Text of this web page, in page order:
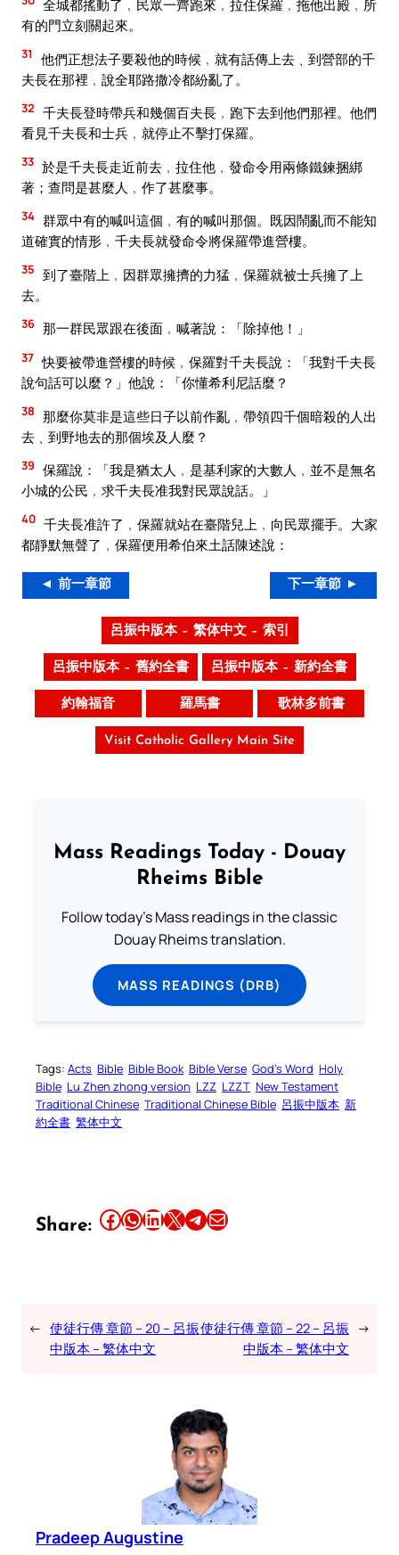
全城都搖動了﹐民眾一齊跑來﹐拉住保羅﹐拖他出殿﹐所
有的門立刻關起來。
31
他們正想法子要殺他的時候﹐就有話傳上去﹑到營部的千
夫長在那裡﹐說全耶路撒冷都紛亂了。
32 千夫長登時帶兵和幾個百夫長﹐跑下去到他們那裡。他們
看見千夫長和士兵﹐就停止不擊打保羅。
33 於是千夫長走近前去﹐拉住他﹐發命令用兩條鐵鍊捆綁
著；查問是甚麼人﹐作了甚麼事。
34 群眾中有的喊叫這個﹐有的喊叫那個。既因鬧亂而不能知
道確實的情形﹐千夫長就發命令將保羅帶進營樓。
35 到了臺階上﹐因群眾擁擠的力猛﹐保羅就被士兵擁了上
去。
36 那一群民眾跟在後面﹐喊著說：「除掉他！」
37 快要被帶進營樓的時候﹐保羅對千夫長說：「我對千夫長
說句話可以麼？」他說：「你懂希利尼話麼？
38 那麼你莫非是這些日子以前作亂﹐帶領四千個暗殺的人出
去﹑到野地去的那個埃及人麼？
39 保羅說：「我是猶太人﹐是基利家的大數人﹐並不是無名
小城的公民﹐求千夫長准我對民眾說話。」
40 千夫長准許了﹐保羅就站在臺階兒上﹐向民眾擺手。大家
都靜默無聲了﹐保羅便用希伯來土話陳述說：
◄ 前一章節 下一章節 ►
呂振中版本 – 繁体中文 – 索引
呂振中版本 – 舊約全書 呂振中版本 – 新約全書
約翰福音 羅馬書 歌林多前書
Visit Catholic Gallery Main Site
Mass Readings Today - Douay
Rheims Bible
Follow today's Mass readings in the classic
Douay Rheims translation.
MASS READINGS (DRB)
Tags: Acts Bible Bible Book Bible Verse God’s Word Holy
Bible Lu Zhen zhong version LZZ LZZT New Testament
Traditional Chinese Traditional Chinese Bible 呂振中版本 新
約全書 繁体中文
Share: Share this article on Facebook Share this article on WhatsApp Share this article on LinkedIn Share this article on X Share this article on TelegramEmail this Article
← 使徒行傳 章節 – 20 – 呂振
中版本 – 繁体中文
使徒行傳 章節 – 22 – 呂振
中版本 – 繁体中文
→
Pradeep Augustine